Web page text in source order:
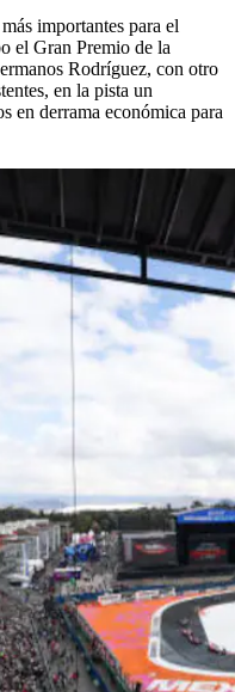
importantes para el
el Gran Premio de la
Rodríguez, con otro
en la pista un
en derrama económica para